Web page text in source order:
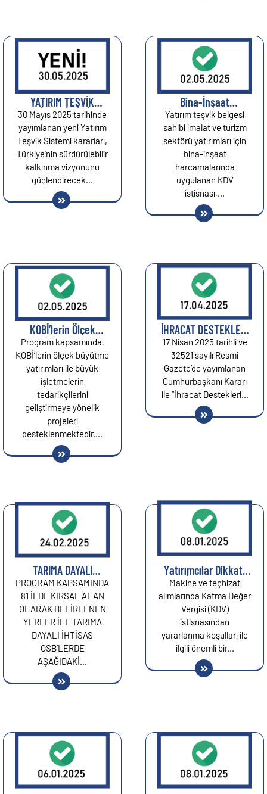
YATIRIM TEŞVİK
SİSTEMİ YENİ
KARARLAR ÖZET,30
Mayıs 2025 Cuma...
30 Mayıs 2025 tarihinde
yayımlanan yeni Yatırım
Teşvik Sistemi kararları,
Türkiye'nin sürdürülebilir
kalkınma vizyonunu
güçlendirecek...
Bina-İnşaat
Harcamalarına KDV
İstisnası 2028’e
Kadar Uzatıldı...
Yatırım teşvik belgesi
sahibi imalat ve turizm
sektörü yatırımları için
bina-inşaat
harcamalarında
uygulanan KDV
istisnası,...
KOBİ’lerin Ölçek
Büyütme
Yatırımlarına Geri
Ödemesiz Destek:...
Program kapsamında,
KOBİ’lerin ölçek büyütme
yatırımları ile büyük
işletmelerin
tedarikçilerini
geliştirmeye yönelik
projeleri
desteklenmektedir....
İHRACAT DESTEKLERİ
HAKKINDA ÖNEMLİ
DUYURU...
17 Nisan 2025 tarihli ve
32521 sayılı Resmî
Gazete’de yayımlanan
Cumhurbaşkanı Kararı
ile “İhracat Destekleri...
TARIMA DAYALI
YATIRIMLARDA %50
HİBE DESTEĞİ...
PROGRAM KAPSAMINDA
81 İLDE KIRSAL ALAN
OLARAK BELİRLENEN
YERLER İLE TARIMA
DAYALI İHTİSAS
OSB’LERDE
AŞAĞIDAKİ...
Yatırımcılar Dikkat:
KDV İstisnasından
Yararlanmanın Yeni
Yolu...
Makine ve teçhizat
alımlarında Katma Değer
Vergisi (KDV)
istisnasından
yararlanma koşulları ile
ilgili önemli bir...